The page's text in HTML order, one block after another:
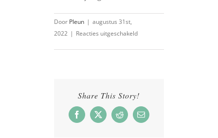
Door Pleun | augustus 31st,
2022 | Reacties uitgeschakeldvoor
Share This Story!
Facebook
X RedditE-